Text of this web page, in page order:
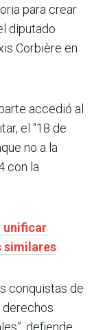
para crear
diputado
Corbière en
accedió al
el “18 de
no a la
con la
unificar
similares
conquistas de
derechos